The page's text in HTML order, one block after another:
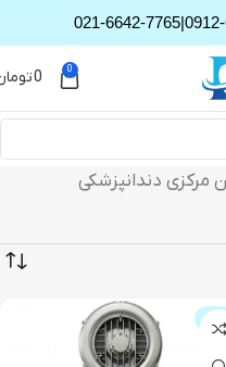
|
021-6642-7765
0
0
دندانپزشکی
حراج